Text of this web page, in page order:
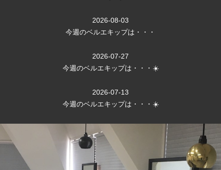
2026-08-03
今週のベルエキップは・・・
2026-07-27
今週のベルエキップは・・・☀️
2026-07-13
今週のベルエキップは・・・☀️